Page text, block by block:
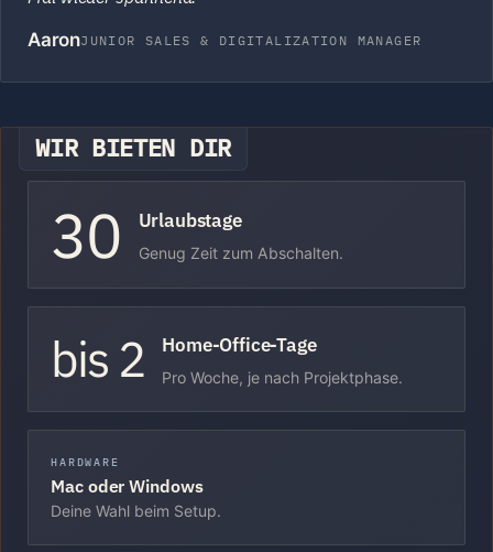
AaronJUNIOR SALES & DIGITALIZATION MANAGER
WIR BIETEN DIR
30 Urlaubstage
Genug Zeit zum Abschalten.
bis 2 Home-Office-Tage
Pro Woche, je nach Projektphase.
HARDWARE
Mac oder Windows
Deine Wahl beim Setup.